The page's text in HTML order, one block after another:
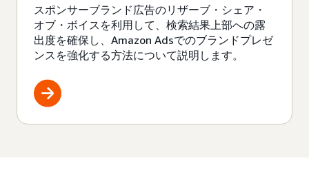
スポンサーブランド広告のリザーブ・シェア・
オブ・ボイスを利用して、検索結果上部への露
出度を確保し、Amazon Adsでのブランドプレゼ
ンスを強化する方法について説明します。